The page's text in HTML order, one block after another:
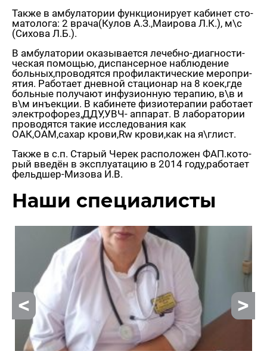
Также в ам­бу­ла­то­рии функ­ци­о­ни­ру­ет ка­би­нет сто­
ма­то­ло­га: 2 врача(Кулов А.З.,Ма­и­ро­ва Л.К.), м\с
(Си­хо­ва Л.Б.).
В ам­бу­ла­то­рии ока­зы­ва­ет­ся ле­чеб­но-ди­а­гно­сти­
че­ская по­мо­щью, дис­пан­сер­ное на­блю­де­ние
боль­ных,про­во­дят­ся про­фи­лак­ти­че­ские ме­ро­при­
я­тия. Ра­бо­та­ет днев­ной ста­ци­о­нар на 8 коек,где
боль­ные по­лу­ча­ют ин­фу­зи­он­ную те­ра­пию, в\в и
в\м инъ­ек­ции. В ка­би­не­те фи­зио­те­ра­пии ра­бо­та­ет
элек­тро­фо­рез,ДДУ,УВЧ- ап­па­рат. В ла­бо­ра­то­рии
про­во­дят­ся такие ис­сле­до­ва­ния как
ОАК,ОАМ,сахар крови,Rw крови,как на я\глист.
Также в с.п. Ста­рый Черек рас­по­ло­жен ФАП.ко­то­
рый вве­дён в экс­плу­а­та­цию в 2014 году,ра­бо­та­ет
фельд­шер-Ми­зо­ва И.В.
Наши спе­ци­а­ли­сты